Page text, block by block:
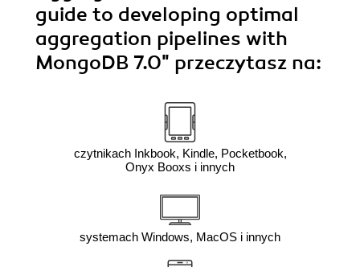
guide to developing optimal
aggregation pipelines with
MongoDB 7.0" przeczytasz na:
czytnikach Inkbook, Kindle, Pocketbook,
Onyx Booxs i innych
systemach Windows, MacOS i innych